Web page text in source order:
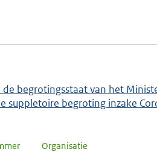
begrotingsstaat van het
suppletoire begroting inzake
Organisatie